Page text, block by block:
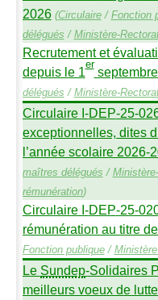
2026 (Circulaire/ Fonction
délégués / Ministère-
Recrutement et
depuis le 1er
délégués / Ministère-
Circulaire I-DEP-25-
exceptionnelles, dites
l’année scolaire 2026-
maîtres délégués /
rémunération)
Circulaire I-DEP-25-
rémunération au titre
Fonction publique/
Le Sundep-Solidaires
meilleurs voeux de